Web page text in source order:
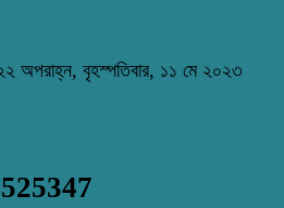
বৃহস্পতিবার, ১১ মে ২০২৩